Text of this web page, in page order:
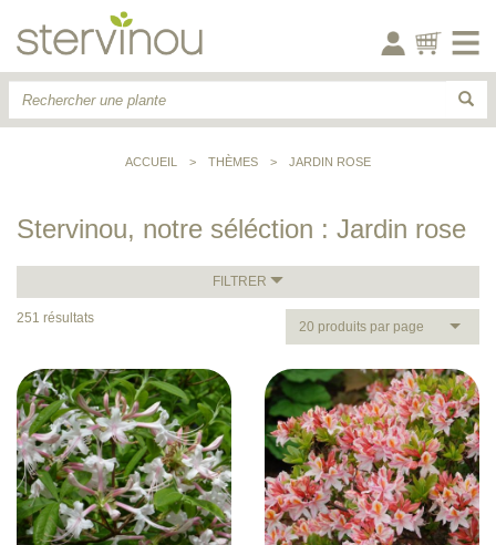
ACCUEIL > THÈMES > JARDIN ROSE
Stervinou, notre séléction : Jardin rose
FILTRER
251 résultats
20 produits par page